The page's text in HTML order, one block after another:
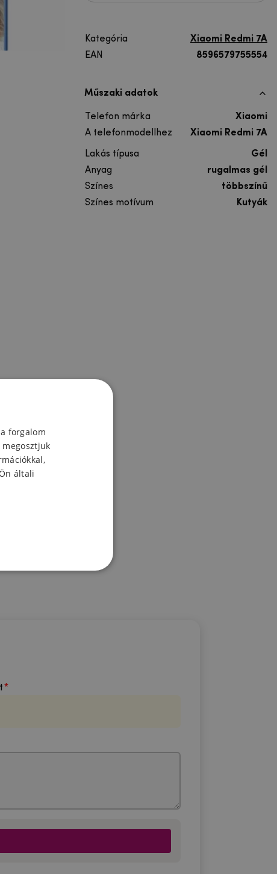
Kategória
Xiaomi Redmi 7A
EAN
8596579755554
Műszaki adatok
Telefon márka
Xiaomi
A telefonmodellhez
Xiaomi Redmi 7A
Lakás típusa
Gél
Anyag
rugalmas gél
Színes
többszínű
Színes motívum
Kutyák
forgalom
általi